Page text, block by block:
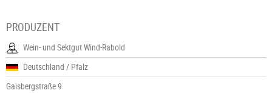
PRODUZENT
Wein- und Sektgut Wind-Rabold
Deutschland / Pfalz
Gaisbergstraße 9